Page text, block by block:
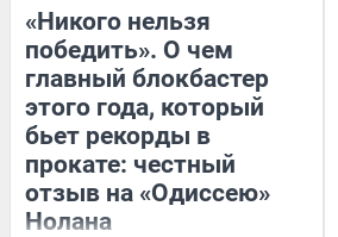
«Никого нельзя
победить». О чем
главный блокбастер
этого года, который
бьет рекорды в
прокате: честный
отзыв на «Одиссею»
Нолана